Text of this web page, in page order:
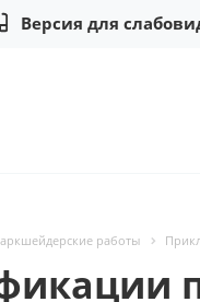
Версия для
работы